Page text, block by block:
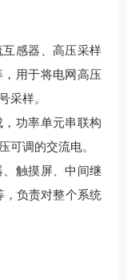
感器、高压采样
用于将电网高压
采样。
功率单元串联构
可调的交流电。
触摸屏、中间继
，负责对整个系统